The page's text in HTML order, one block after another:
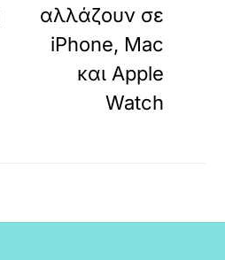
αλλάζουν σε
iPhone, Mac
και Apple
Watch